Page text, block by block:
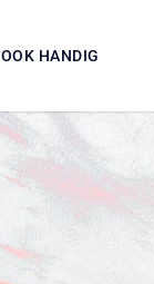
OOK HANDIG